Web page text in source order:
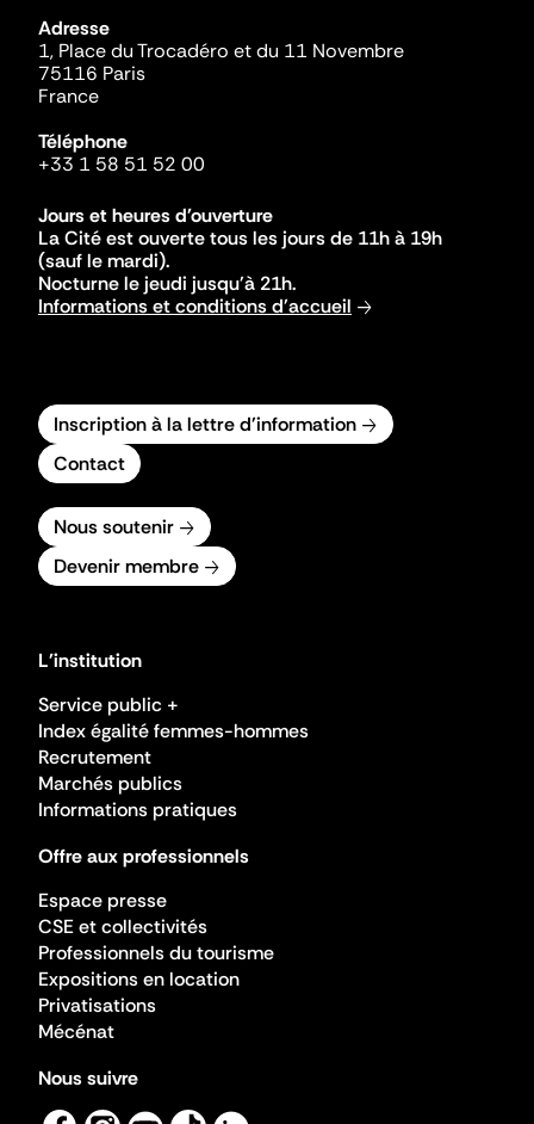
Adresse
1, Place du Trocadéro et du 11 Novembre
75116 Paris
France
Téléphone
+33 1 58 51 52 00
Jours et heures d'ouverture
La Cité est ouverte tous les jours de 11h à 19h
(sauf le mardi).
Nocturne le jeudi jusqu'à 21h.
Informations et conditions d'accueil
Inscription à la lettre d'information
Contact
Nous soutenir
Devenir membre
L'institution
Service public +
Index égalité femmes-hommes
Recrutement
Marchés publics
Informations pratiques
Offre aux professionnels
Espace presse
CSE et collectivités
Professionnels du tourisme
Expositions en location
Privatisations
Mécénat
Nous suivre